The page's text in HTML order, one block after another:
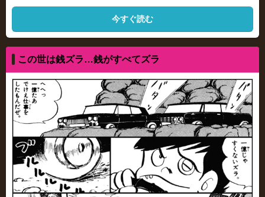
今すぐ読む
この世は銭ズラ…銭がすべてズラ